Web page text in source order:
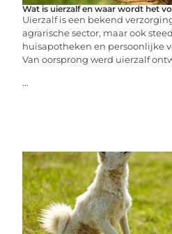
Wat is uierzalf en waar wordt het
Uierzalf is een bekend
agrarische sector, maar ook
huisapotheken en persoonlijke
Van oorsprong werd uierzalf
...